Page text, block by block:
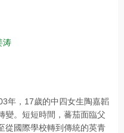
涛
年，17歲的中四女生陶嘉韜
變。短短時間，蕃茄面臨父
從國際學校轉到傳統的英青